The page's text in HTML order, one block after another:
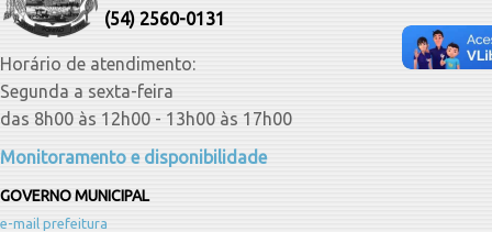
(54) 2560-0131
Horário de atendimento:
Segunda a sexta-feira
das 8h00 às 12h00 - 13h00 às 17h00
Monitoramento e disponibilidade
GOVERNO MUNICIPAL
e-mail prefeitura